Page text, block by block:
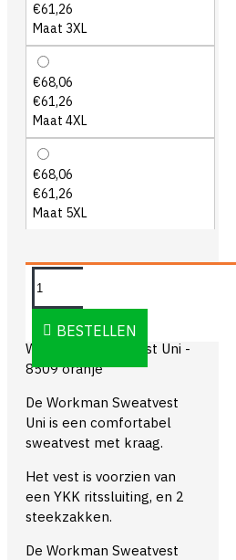
€61,26
Maat 3XL
€68,06
€61,26
Maat 4XL
€68,06
€61,26
Maat 5XL
BESTELLEN
OMSCHRIJVING
Workman Sweatvest Uni -
8509 oranje
De Workman Sweatvest
Uni is een comfortabel
sweatvest met kraag.
Het vest is voorzien van
een YKK ritssluiting, en 2
steekzakken.
De Workman Sweatvest